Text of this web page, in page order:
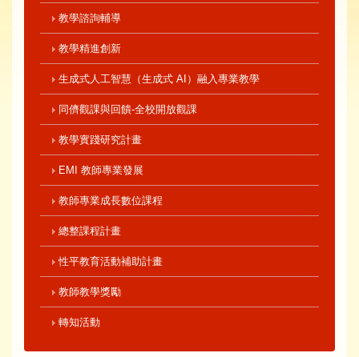
教學諮詢輔導
教學精進創新
生成式人工智慧（生成式 AI）融入專業教學
同儕觀課與回饋-全校開放觀課
教學實踐研究計畫
EMI 教師專業發展
教師專業成長數位課程
總整課程計畫
性平教育活動補助計畫
教師教學獎勵
轉知活動